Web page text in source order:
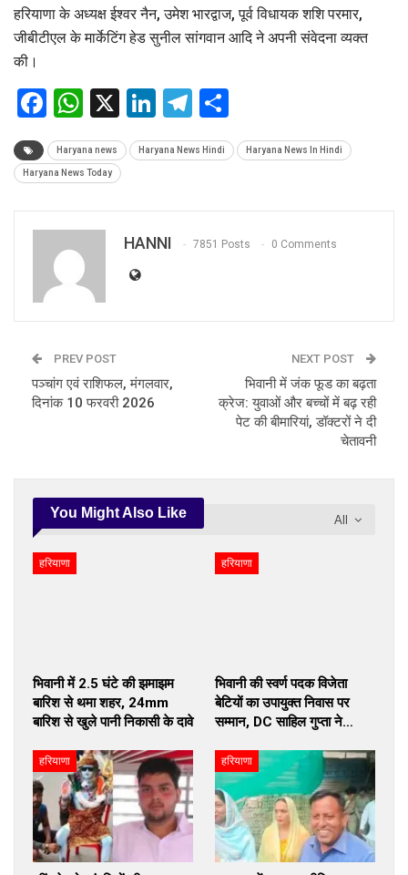
हरियाणा के अध्यक्ष ईश्वर नैन, उमेश भारद्वाज, पूर्व विधायक शशि परमार,
जीबीटीएल के मार्केटिंग हेड सुनील सांगवान आदि ने अपनी संवेदना व्यक्त
की।
Facebook
WhatsApp
X LinkedIn
Telegram
Haryana news Haryana News Hindi Haryana News In Hindi
Haryana News Today
HANNI 7851 Posts 0 Comments
PREV POST
पञ्चांग एवं राशिफल, मंगलवार,
दिनांक 10 फरवरी 2026
NEXT POST
भिवानी में जंक फूड का बढ़ता
क्रेज: युवाओं और बच्चों में बढ़ रही
पेट की बीमारियां, डॉक्टरों ने दी
चेतावनी
All
You Might Also Like
हरियाणा
भिवानी में 2.5 घंटे की झमाझम
बारिश से थमा शहर, 24mm
बारिश से खुले पानी निकासी के दावे
हरियाणा
भिवानी की स्वर्ण पदक विजेता
बेटियों का उपायुक्त निवास पर
सम्मान, DC साहिल गुप्ता ने…
हरियाणा हरियाणा